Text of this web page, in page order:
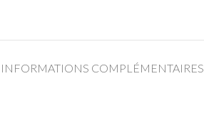
INFORMATIONS COMPLÉMENTAIRES